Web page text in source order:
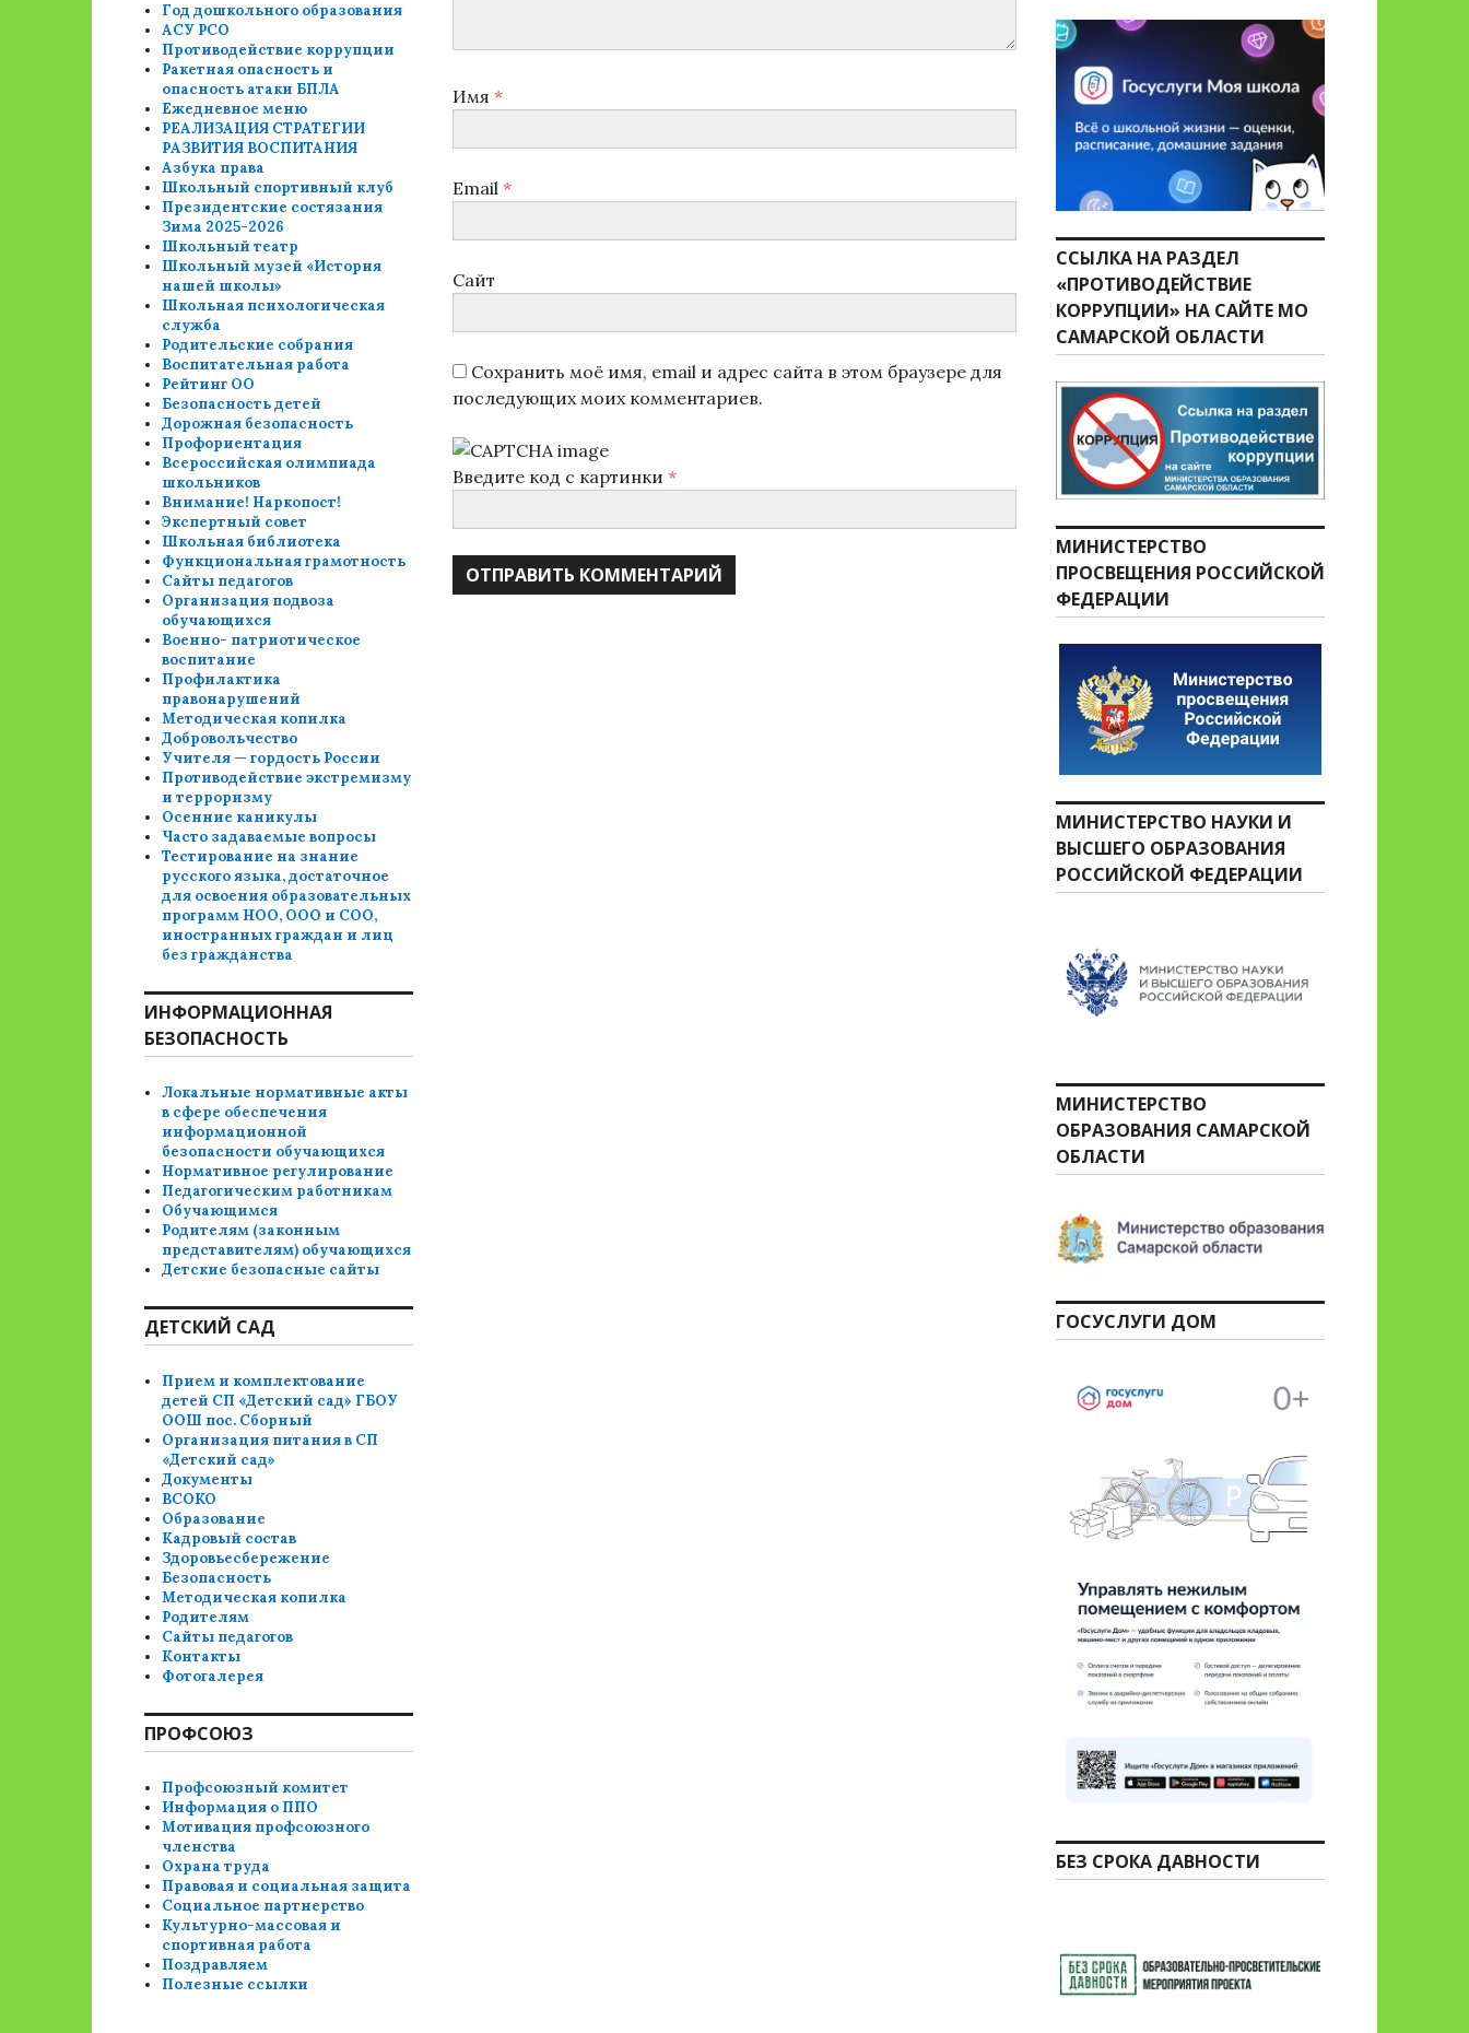
Имя *
Email *
Сайт
Сохранить моё имя, email и адрес сайта в этом браузере для
последующих моих комментариев.
Введите код с картинки *
Год дошкольного образования
АСУ РСО
Противодействие коррупции
Ракетная опасность и
опасность атаки БПЛА
Ежедневное меню
РЕАЛИЗАЦИЯ СТРАТЕГИИ
РАЗВИТИЯ ВОСПИТАНИЯ
Азбука права
Школьный спортивный клуб
Президентские состязания
Зима 2025-2026
Школьный театр
Школьный музей «История
нашей школы»
Школьная психологическая
служба
Родительские собрания
Воспитательная работа
Рейтинг ОО
Безопасность детей
Дорожная безопасность
Профориентация
Всероссийская олимпиада
школьников
Внимание! Наркопост!
Экспертный совет
Школьная библиотека
Функциональная грамотность
Сайты педагогов
Организация подвоза
обучающихся
Военно- патриотическое
воспитание
Профилактика
правонарушений
Методическая копилка
Добровольчество
Учителя — гордость России
Противодействие экстремизму
и терроризму
Осенние каникулы
Часто задаваемые вопросы
Тестирование на знание
русского языка, достаточное
для освоения образовательных
программ НОО, ООО и СОО,
иностранных граждан и лиц
без гражданства
ИНФОРМАЦИОННАЯ
БЕЗОПАСНОСТЬ
Локальные нормативные акты
в сфере обеспечения
информационной
безопасности обучающихся
Нормативное регулирование
Педагогическим работникам
Обучающимся
Родителям (законным
представителям) обучающихся
Детские безопасные сайты
ДЕТСКИЙ САД
Прием и комплектование
детей СП «Детский сад» ГБОУ
ООШ пос. Сборный
Организация питания в СП
«Детский сад»
Документы
ВСОКО
Образование
Кадровый состав
Здоровьесбережение
Безопасность
Методическая копилка
Родителям
Сайты педагогов
Контакты
Фотогалерея
ПРОФСОЮЗ
Профсоюзный комитет
Информация о ППО
Мотивация профсоюзного
членства
Охрана труда
Правовая и социальная защита
Социальное партнерство
Культурно-массовая и
спортивная работа
Поздравляем
Полезные ссылки
ССЫЛКА НА РАЗДЕЛ
«ПРОТИВОДЕЙСТВИЕ
КОРРУПЦИИ» НА САЙТЕ МО
САМАРСКОЙ ОБЛАСТИ
МИНИСТЕРСТВО
ПРОСВЕЩЕНИЯ РОССИЙСКОЙ
ФЕДЕРАЦИИ
МИНИСТЕРСТВО НАУКИ И
ВЫСШЕГО ОБРАЗОВАНИЯ
РОССИЙСКОЙ ФЕДЕРАЦИИ
МИНИСТЕРСТВО
ОБРАЗОВАНИЯ САМАРСКОЙ
ОБЛАСТИ
ГОСУСЛУГИ ДОМ
БЕЗ СРОКА ДАВНОСТИ